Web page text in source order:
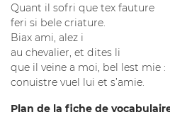
Quant il sofri que tex fauture
feri si bele criature.
Biax ami, alez i
au chevalier, et dites li
que il veine a moi, bel lest mie :
conuistre vuel lui et s’amie.
Plan de la fiche de